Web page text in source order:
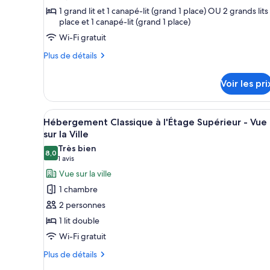
de
chambre :
Chambre
Triple
1 grand lit et 1 canapé-lit (grand 1 place) OU 2 grands lits
place et 1 canapé-lit (grand 1 place)
Wi-Fi gratuit
Plus de détails
Plus
le
type
de
chambre
Triple
Deluxe
Voir les
Afficher
toutes
les
photos
pour
ce
type
de
chambre :
Hébergement
Classique
Une chambre d’hôtel
4
Hébergement Classique à l'Étage Supérieur - Vue
sur la Ville
8,08,0 sur 10
Très bien
1 avis
(1 avis)
Vue sur la ville
1 chambre
2 personnes
1 lit double
Wi-Fi gratuit
Plus de détails
Plus